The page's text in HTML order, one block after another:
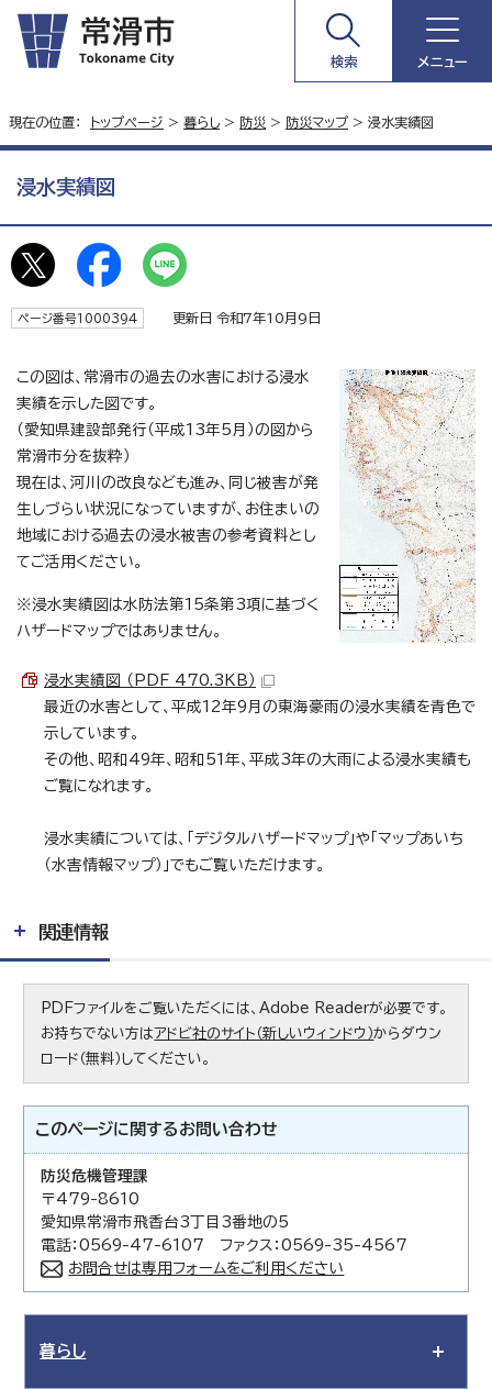
検索 メニュー
現在の位置： トップページ > 暮らし> 防災 > 防災マップ > 浸水実績図
浸水実績図
ページ番号1000394 更新日 令和7年10月9日
この図は、常滑市の過去の水害における浸水
実績を示した図です。
（愛知県建設部発行（平成13年5月）の図から
常滑市分を抜粋）
現在は、河川の改良なども進み、同じ被害が発
生しづらい状況になっていますが、お住まいの
地域における過去の浸水被害の参考資料とし
てご活用ください。
※浸水実績図は水防法第15条第3項に基づく
ハザードマップではありません。
浸水実績図 （PDF 470.3KB）
最近の水害として、平成12年9月の東海豪雨の浸水実績を青色で
示しています。
その他、昭和49年、昭和51年、平成3年の大雨による浸水実績も
ご覧になれます。
浸水実績については、「デジタルハザードマップ」や「マップあいち
（水害情報マップ）」でもご覧いただけます。
関連情報
PDFファイルをご覧いただくには、Adobe Readerが必要です。
お持ちでない方はアドビ社のサイト（新しいウィンドウ）からダウン
ロード（無料）してください。
このページに関する お問い合わせ
防災危機管理課
〒479-8610
愛知県常滑市飛香台3丁目3番地の5
電話：0569-47-6107 ファクス：0569-35-4567
お問合せは専用フォームをご利用ください
暮らし